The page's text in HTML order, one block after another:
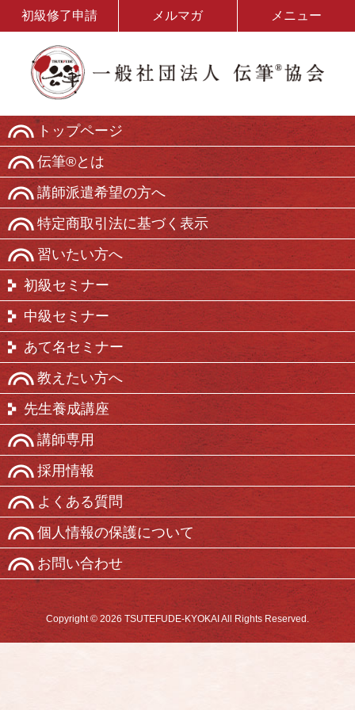
初級修了申請 メルマガ メニュー
トップページ
伝筆®とは
講師派遣希望の方へ
特定商取引法に基づく表示
習いたい方へ
初級セミナー
中級セミナー
あて名セミナー
教えたい方へ
先生養成講座
講師専用
採用情報
よくある質問
個人情報の保護について
お問い合わせ
Copyright © 2026 TSUTEFUDE-KYOKAI All Rights Reserved.